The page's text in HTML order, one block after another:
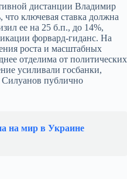
дистанции Владимир
ключевая ставка должна
ее на 25 б.п., до 14%,
форвард-гиданс. На
роста и масштабных
отделима от политических
усиливали госбанки,
публично
на мир в Украине